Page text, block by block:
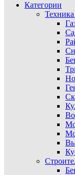
Категории
Техника